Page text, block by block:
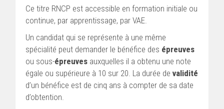
Ce titre RNCP est accessible en formation initiale ou
continue, par apprentissage, par VAE.
Un candidat qui se représente à une même
spécialité peut demander le bénéfice des épreuves
ou sous-épreuves auxquelles il a obtenu une note
égale ou supérieure à 10 sur 20. La durée de validité
d’un bénéfice est de cinq ans à compter de sa date
d’obtention.